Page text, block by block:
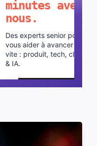
minutes avec
nous.
Des experts senior pour
vous aider à avancer plus
vite : produit, tech, cloud
& IA.
Planifier un appel